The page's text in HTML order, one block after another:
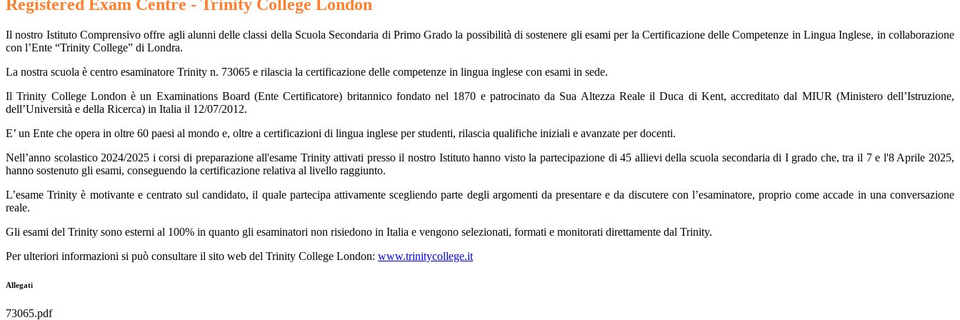
Registered Exam Centre - Trinity College London
Il nostro Istituto Comprensivo offre agli alunni delle classi della Scuola Secondaria di Primo Grado la possibilità di sostenere gli esami per la Certificazione delle Competenze in Lingua Inglese, in collaborazione
con l’Ente “Trinity College” di Londra.
La nostra scuola è centro esaminatore Trinity n. 73065 e rilascia la certificazione delle competenze in lingua inglese con esami in sede.
Il Trinity College London è un Examinations Board (Ente Certificatore) britannico fondato nel 1870 e patrocinato da Sua Altezza Reale il Duca di Kent, accreditato dal MIUR (Ministero dell’Istruzione,
dell’Università e della Ricerca) in Italia il 12/07/2012.
E’ un Ente che opera in oltre 60 paesi al mondo e, oltre a certificazioni di lingua inglese per studenti, rilascia qualifiche iniziali e avanzate per docenti.
Nell’anno scolastico 2024/2025 i corsi di preparazione all'esame Trinity attivati presso il nostro Istituto hanno visto la partecipazione di 45 allievi della scuola secondaria di I grado che, tra il 7 e l'8 Aprile 2025,
hanno sostenuto gli esami, conseguendo la certificazione relativa al livello raggiunto.
L’esame Trinity è motivante e centrato sul candidato, il quale partecipa attivamente scegliendo parte degli argomenti da presentare e da discutere con l’esaminatore, proprio come accade in una conversazione
reale.
Gli esami del Trinity sono esterni al 100% in quanto gli esaminatori non risiedono in Italia e vengono selezionati, formati e monitorati direttamente dal Trinity.
Per ulteriori informazioni si può consultare il sito web del Trinity College London: www.trinitycollege.it
Allegati
73065.pdf